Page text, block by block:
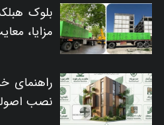
بلوک
مزایا،
راهنمای
نصب اصولی